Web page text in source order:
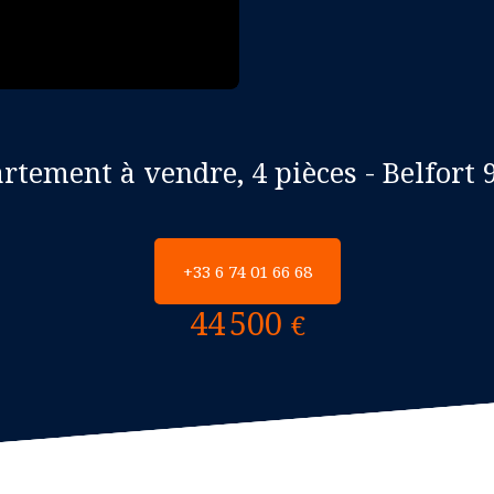
à vendre, 4 pièces - Belfort
+33 6 74 01 66 68
44 500 €